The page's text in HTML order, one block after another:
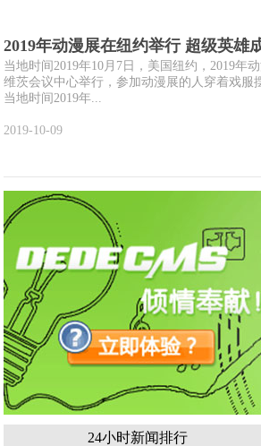
2019年动漫展在纽约举行 超级英雄
当地时间2019年10月7日，美国纽约，2019年
维茨会议中心举行，参加动漫展的人穿着戏服
当地时间2019年...
2019-10-09
24小时新闻排行